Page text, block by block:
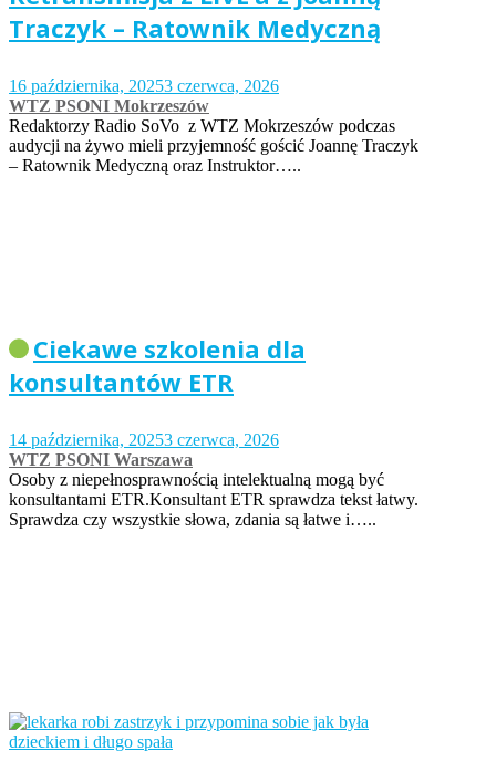
Traczyk – Ratownik Medyczną
16 października, 20253 czerwca, 2026
WTZ PSONI Mokrzeszów
Redaktorzy Radio SoVo z WTZ Mokrzeszów podczas
audycji na żywo mieli przyjemność gościć Joannę Traczyk
– Ratownik Medyczną oraz Instruktor…..
Ciekawe szkolenia dla
konsultantów ETR
14 października, 20253 czerwca, 2026
WTZ PSONI Warszawa
Osoby z niepełnosprawnością intelektualną mogą być
konsultantami ETR.Konsultant ETR sprawdza tekst łatwy.
Sprawdza czy wszystkie słowa, zdania są łatwe i…..